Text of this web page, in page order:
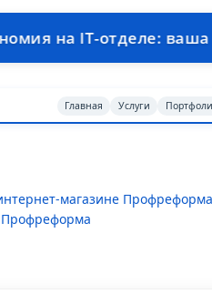
ваша CRM
Главная Услуги
магазине Профреформа
Профреформа